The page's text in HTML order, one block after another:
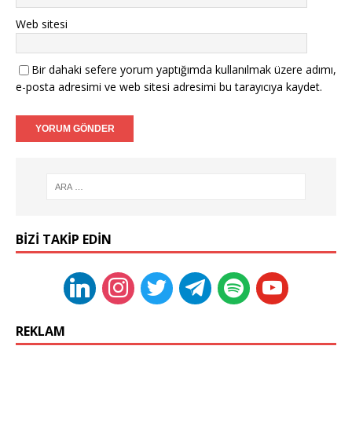
Web sitesi
Bir dahaki sefere yorum yaptığımda kullanılmak üzere adımı,
e-posta adresimi ve web sitesi adresimi bu tarayıcıya kaydet.
BIZI TAKIP EDIN
REKLAM